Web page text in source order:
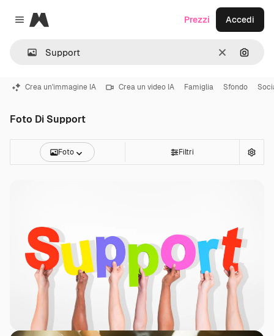
Close menu
Magnific
CancellaCerca
Prezzi Accedi
Crea un'immagine IA Crea un video IA Famiglia Sfondo
Foto Di Support
Foto Filtri